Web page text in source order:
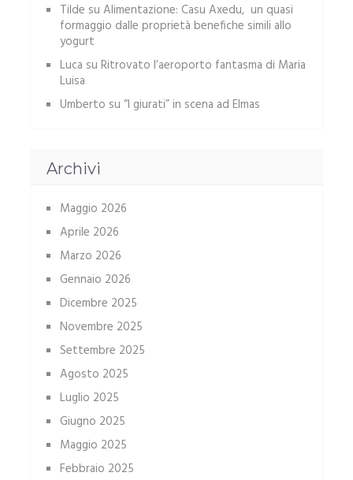
Tilde su Alimentazione: Casu Axedu, un quasi
formaggio dalle proprietà benefiche simili allo
yogurt
Luca su Ritrovato l’aeroporto fantasma di Maria
Luisa
Umberto su “I giurati” in scena ad Elmas
Archivi
Maggio 2026
Aprile 2026
Marzo 2026
Gennaio 2026
Dicembre 2025
Novembre 2025
Settembre 2025
Agosto 2025
Luglio 2025
Giugno 2025
Maggio 2025
Febbraio 2025